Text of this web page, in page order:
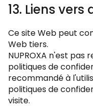
13. Liens
Ce site Web peut
Web tiers.
NUPROXA n'est pas
politiques de
recommandé à
politiques de
visite.